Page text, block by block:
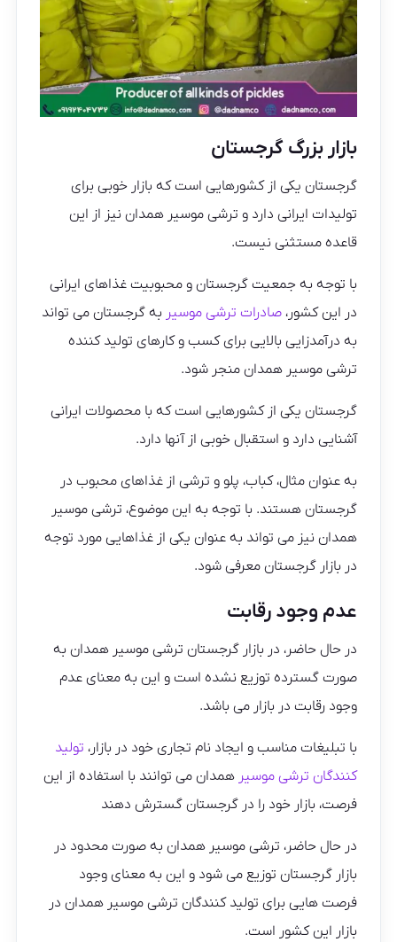
بازار بزرگ گرجستان
گرجستان یکی از کشورهایی است که بازار خوبی برای
تولیدات ایرانی دارد و ترشی موسیر همدان نیز از این
قاعده مستثنی نیست.
با توجه به جمعیت گرجستان و محبوبیت غذاهای ایرانی
در این کشور، صادرات ترشی موسیر به گرجستان می تواند
به درآمدزایی بالایی برای کسب و کارهای تولید کننده
ترشی موسیر همدان منجر شود.
گرجستان یکی از کشورهایی است که با محصولات ایرانی
آشنایی دارد و استقبال خوبی از آنها دارد.
به عنوان مثال، کباب، پلو و ترشی از غذاهای محبوب در
گرجستان هستند. با توجه به این موضوع، ترشی موسیر
همدان نیز می تواند به عنوان یکی از غذاهایی مورد توجه
در بازار گرجستان معرفی شود.
عدم وجود رقابت
در حال حاضر، در بازار گرجستان ترشی موسیر همدان به
صورت گسترده توزیع نشده است و این به معنای عدم
وجود رقابت در بازار می باشد.
با تبلیغات مناسب و ایجاد نام تجاری خود در بازار، تولید
کنندگان ترشی موسیر همدان می توانند با استفاده از این
فرصت، بازار خود را در گرجستان گسترش دهند
در حال حاضر، ترشی موسیر همدان به صورت محدود در
بازار گرجستان توزیع می شود و این به معنای وجود
فرصت هایی برای تولید کنندگان ترشی موسیر همدان در
بازار این کشور است.